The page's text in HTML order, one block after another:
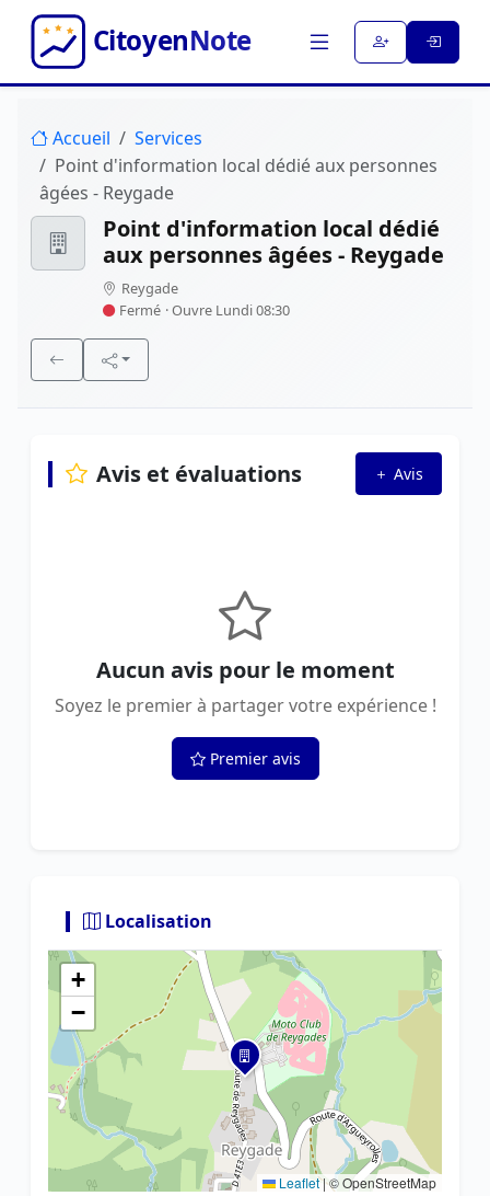
Accueil
Services
Point d'information local dédié aux personnes
âgées - Reygade
Point d'information local dédié
aux personnes âgées - Reygade
Reygade
Fermé · Ouvre Lundi 08:30
Avis et évaluations Avis
Aucun avis pour le moment
Soyez le premier à partager votre expérience !
Premier avis
Localisation
+
−
Leaflet|© OpenStreetMap